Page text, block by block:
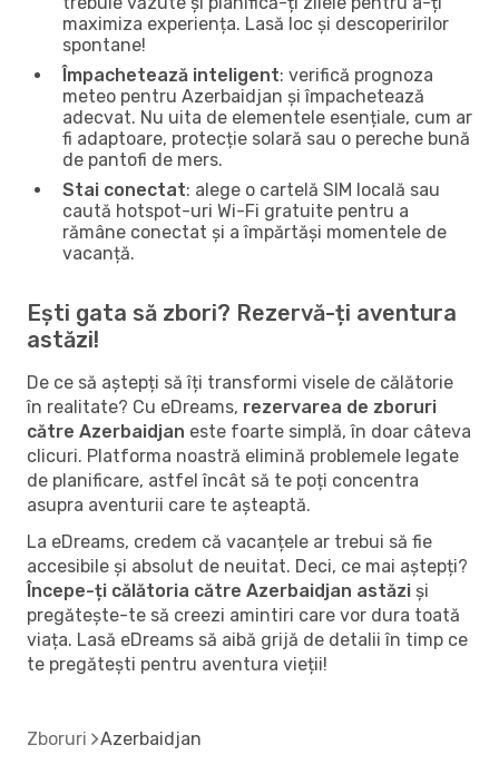
maximiza experiența. Lasă loc și descoperirilor
spontane!
Împachetează inteligent: verifică prognoza
meteo pentru Azerbaidjan și împachetează
adecvat. Nu uita de elementele esențiale, cum ar
fi adaptoare, protecție solară sau o pereche bună
de pantofi de mers.
Stai conectat: alege o cartelă SIM locală sau
caută hotspot-uri Wi-Fi gratuite pentru a
rămâne conectat și a împărtăși momentele de
vacanță.
Ești gata să zbori? Rezervă-ți aventura
astăzi!
De ce să aștepți să îți transformi visele de călătorie
în realitate? Cu eDreams, rezervarea de zboruri
către Azerbaidjan este foarte simplă, în doar câteva
clicuri. Platforma noastră elimină problemele legate
de planificare, astfel încât să te poți concentra
asupra aventurii care te așteaptă.
La eDreams, credem că vacanțele ar trebui să fie
accesibile și absolut de neuitat. Deci, ce mai aștepți?
Începe-ți călătoria către Azerbaidjan astăzi și
pregătește-te să creezi amintiri care vor dura toată
viața. Lasă eDreams să aibă grijă de detalii în timp ce
te pregătești pentru aventura vieții!
Zboruri Azerbaidjan